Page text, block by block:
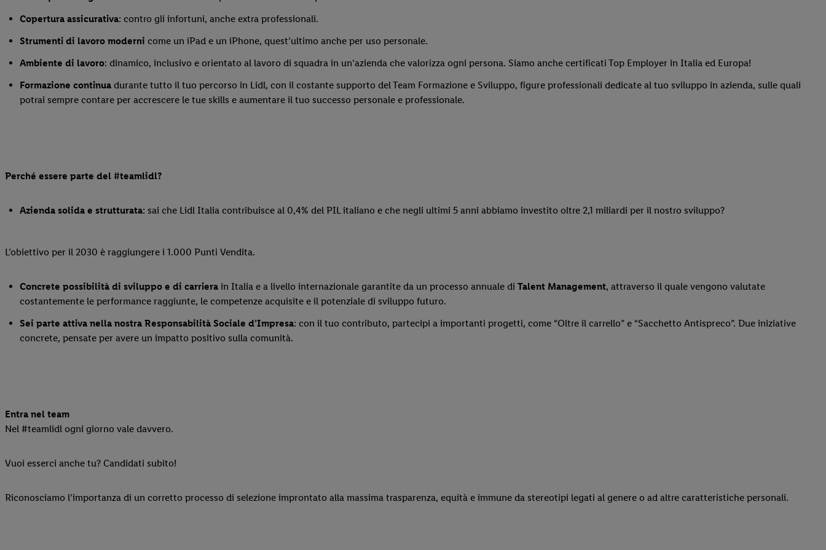
Copertura assicurativa: contro gli infortuni, anche extra professionali.
Strumenti di lavoro moderni come un iPad e un iPhone, quest’ultimo anche per uso personale.
Ambiente di lavoro: dinamico, inclusivo e orientato al lavoro di squadra in un’azienda che valorizza ogni persona. Siamo anche certificati Top Employer in Italia ed Europa!
Formazione continua durante tutto il tuo percorso in Lidl, con il costante supporto del Team Formazione e Sviluppo, figure professionali dedicate al tuo sviluppo in azienda, sulle quali
potrai sempre contare per accrescere le tue skills e aumentare il tuo successo personale e professionale.
Perché essere parte del #teamlidl?
Azienda solida e strutturata: sai che Lidl Italia contribuisce al 0,4% del PIL italiano e che negli ultimi 5 anni abbiamo investito oltre 2,1 miliardi per il nostro sviluppo?
L’obiettivo per il 2030 è raggiungere i 1.000 Punti Vendita.
Concrete possibilità di sviluppo e di carriera in Italia e a livello internazionale garantite da un processo annuale di Talent Management, attraverso il quale vengono valutate
costantemente le performance raggiunte, le competenze acquisite e il potenziale di sviluppo futuro.
Sei parte attiva nella nostra Responsabilità Sociale d’Impresa: con il tuo contributo, partecipi a importanti progetti, come “Oltre il carrello” e “Sacchetto Antispreco”. Due iniziative
concrete, pensate per avere un impatto positivo sulla comunità.
Entra nel team
Nel #teamlidl ogni giorno vale davvero.
Vuoi esserci anche tu? Candidati subito!
Riconosciamo l’importanza di un corretto processo di selezione improntato alla massima trasparenza, equità e immune da stereotipi legati al genere o ad altre caratteristiche personali.